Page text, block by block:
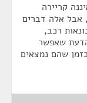
קריירה
אבל אלה דברים
רכב,
שאפשר
שהם נמצאים